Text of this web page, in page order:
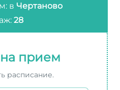
в Чертаново
28
прием
расписание.